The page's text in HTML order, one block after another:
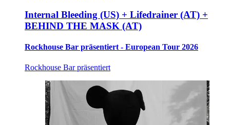
Internal Bleeding (US) + Lifedrainer (AT) +
BEHIND THE MASK (AT)
Rockhouse Bar präsentiert - European Tour 2026
Rockhouse Bar präsentiert